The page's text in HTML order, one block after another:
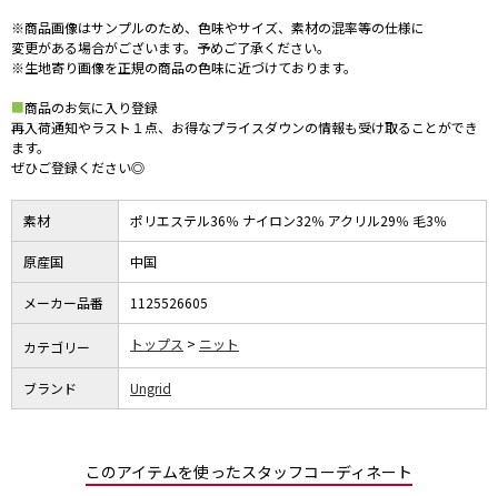
※商品画像はサンプルのため、色味やサイズ、素材の混率等の仕様に
変更がある場合がございます。予めご了承ください。
※生地寄り画像を正規の商品の色味に近づけております。
■商品のお気に入り登録
再入荷通知やラスト１点、お得なプライスダウンの情報も受け取ることができ
ます。
ぜひご登録ください◎
素材 ポリエステル36％ ナイロン32％ アクリル29％ 毛3％
原産国 中国
メーカー品番 1125526605
カテゴリー トップス ニット
ブランド Ungrid
このアイテムを使ったスタッフコーディネート